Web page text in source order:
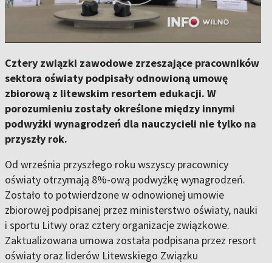
Cztery związki zawodowe zrzeszające pracowników
sektora oświaty podpisały odnowioną umowę
zbiorową z litewskim resortem edukacji. W
porozumieniu zostały określone między innymi
podwyżki wynagrodzeń dla nauczycieli nie tylko na
przyszły rok.
Od września przyszłego roku wszyscy pracownicy
oświaty otrzymają 8%-ową podwyżkę wynagrodzeń.
Zostało to potwierdzone w odnowionej umowie
zbiorowej podpisanej przez ministerstwo oświaty, nauki
i sportu Litwy oraz cztery organizacje związkowe.
Zaktualizowana umowa została podpisana przez resort
oświaty oraz liderów Litewskiego Związku